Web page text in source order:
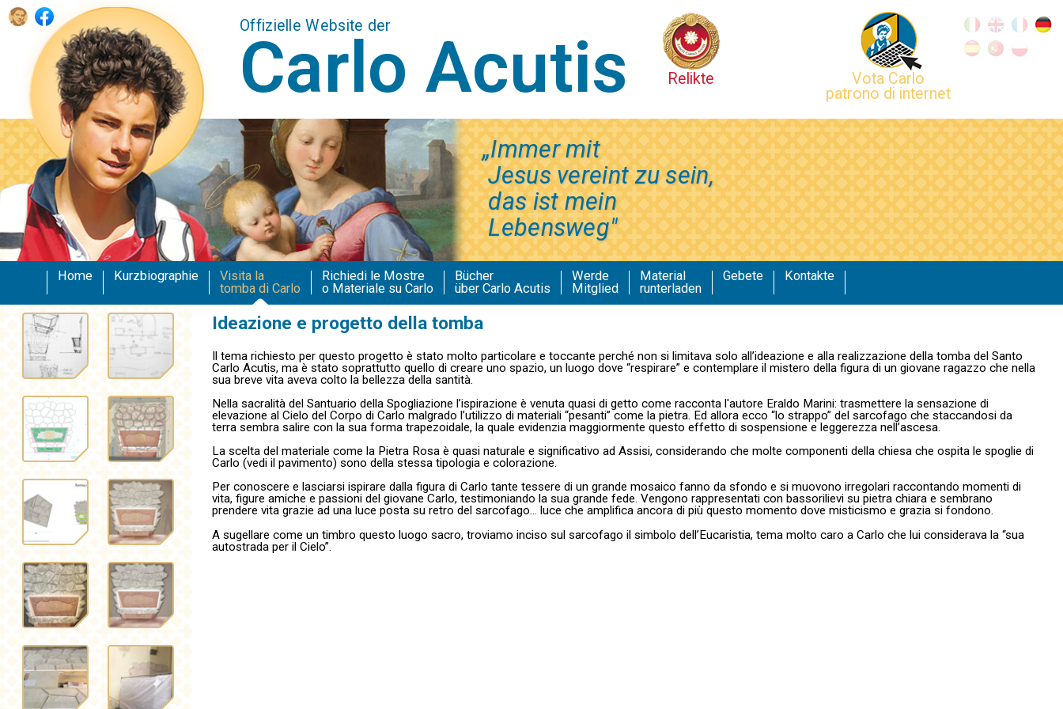
Offizielle Website der
Carlo Acutis
Vota Carlo
patrono di internet
Relikte
„Immer mit
Jesus vereint zu sein,
das ist mein
Lebensweg"
Ideazione e progetto della tomba
Il tema richiesto per questo progetto è stato molto particolare e toccante perché non si limitava solo all’ideazione e alla realizzazione della tomba del Santo
Carlo Acutis, ma è stato soprattutto quello di creare uno spazio, un luogo dove “respirare” e contemplare il mistero della figura di un giovane ragazzo che nella
sua breve vita aveva colto la bellezza della santità.
Nella sacralità del Santuario della Spogliazione l’ispirazione è venuta quasi di getto come racconta l'autore Eraldo Marini: trasmettere la sensazione di
elevazione al Cielo del Corpo di Carlo malgrado l’utilizzo di materiali “pesanti” come la pietra. Ed allora ecco “lo strappo” del sarcofago che staccandosi da
terra sembra salire con la sua forma trapezoidale, la quale evidenzia maggiormente questo effetto di sospensione e leggerezza nell’ascesa.
La scelta del materiale come la Pietra Rosa è quasi naturale e significativo ad Assisi, considerando che molte componenti della chiesa che ospita le spoglie di
Carlo (vedi il pavimento) sono della stessa tipologia e colorazione.
Per conoscere e lasciarsi ispirare dalla figura di Carlo tante tessere di un grande mosaico fanno da sfondo e si muovono irregolari raccontando momenti di
vita, figure amiche e passioni del giovane Carlo, testimoniando la sua grande fede. Vengono rappresentati con bassorilievi su pietra chiara e sembrano
prendere vita grazie ad una luce posta su retro del sarcofago… luce che amplifica ancora di più questo momento dove misticismo e grazia si fondono.
A sugellare come un timbro questo luogo sacro, troviamo inciso sul sarcofago il simbolo dell’Eucaristia, tema molto caro a Carlo che lui considerava la “sua
autostrada per il Cielo”.
Home Kurzbiographie
Visita la
tomba di Carlo
Richiedi le Mostre
o Materiale su Carlo
Bücher
über Carlo Acutis
Werde
Mitglied
Material
runterladen
Gebete Kontakte